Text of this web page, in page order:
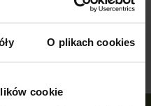
O plikach cookies
cookie
wyświetlenia